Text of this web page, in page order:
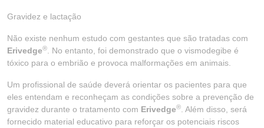
Gravidez e lactação
Não existe nenhum estudo com gestantes que são tratadas com
Erivedge®
. No entanto, foi demonstrado que o vismodegibe é
tóxico para o embrião e provoca malformações em animais.
Um profissional de saúde deverá orientar os pacientes para que
eles entendam e reconheçam as condições sobre a prevenção de
gravidez durante o tratamento com Erivedge® . Além disso, será
fornecido material educativo para reforçar os potenciais riscos